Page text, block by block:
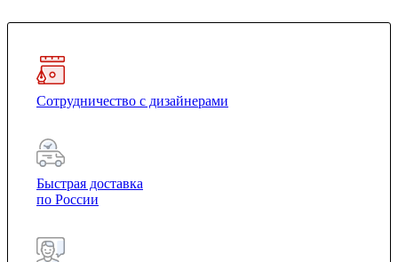
Сотрудничество с дизайнерами
Быстрая доставка
по России